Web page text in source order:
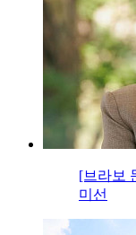
[브라보
미선